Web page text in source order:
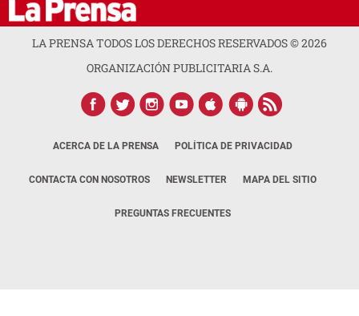
LA PRENSA TODOS LOS DERECHOS RESERVADOS ©2026
ORGANIZACIÓN PUBLICITARIA S.A.
ACERCA DE LA PRENSA POLÍTICA DE PRIVACIDAD
CONTACTA CON NOSOTROS NEWSLETTER MAPA DEL SITIO
PREGUNTAS FRECUENTES